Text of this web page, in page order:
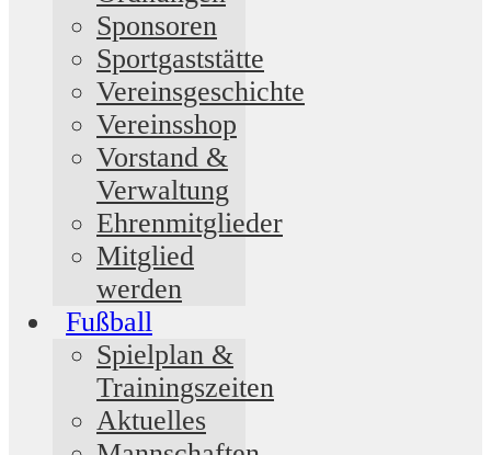
Sponsoren
Sportgaststätte
Vereinsgeschichte
Vereinsshop
Vorstand &
Verwaltung
Ehrenmitglieder
Mitglied
werden
Fußball
Spielplan &
Trainingszeiten
Aktuelles